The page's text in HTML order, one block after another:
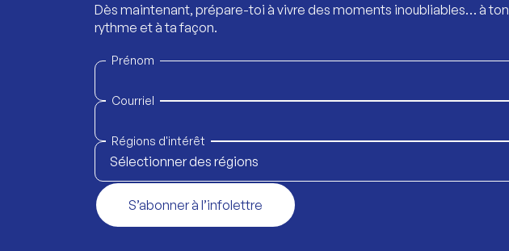
Dès maintenant, prépare-toi à vivre des moments inoubliables… à ton
rythme et à ta façon.
Prénom
Courriel
Régions d'intérêt
Sélectionner des régions
S’abonner à l’infolettre